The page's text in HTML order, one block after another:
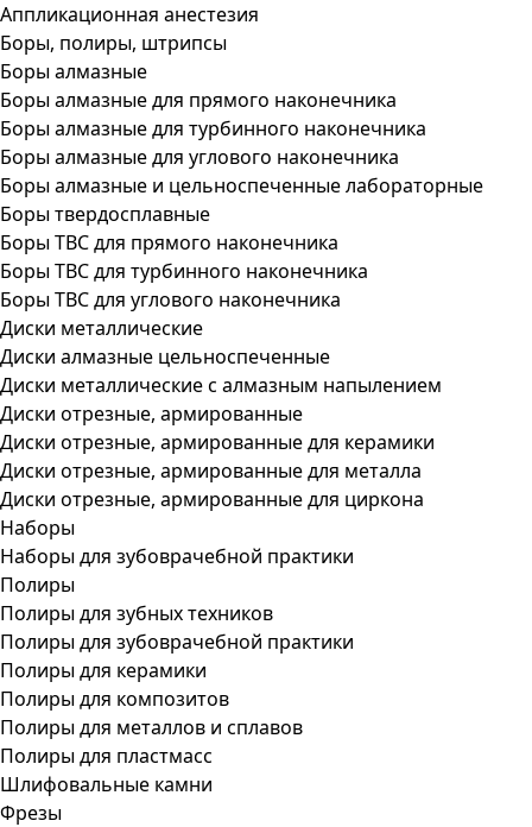
Аппликационная анестезия
Боры, полиры, штрипсы
Боры алмазные
Боры алмазные для прямого наконечника
Боры алмазные для турбинного наконечника
Боры алмазные для углового наконечника
Боры алмазные и цельноспеченные лабораторные
Боры твердосплавные
Боры ТВС для прямого наконечника
Боры ТВС для турбинного наконечника
Боры ТВС для углового наконечника
Диски металлические
Диски алмазные цельноспеченные
Диски металлические с алмазным напылением
Диски отрезные, армированные
Диски отрезные, армированные для керамики
Диски отрезные, армированные для металла
Диски отрезные, армированные для циркона
Наборы
Наборы для зубоврачебной практики
Полиры
Полиры для зубных техников
Полиры для зубоврачебной практики
Полиры для керамики
Полиры для композитов
Полиры для металлов и сплавов
Полиры для пластмасс
Шлифовальные камни
Фрезы